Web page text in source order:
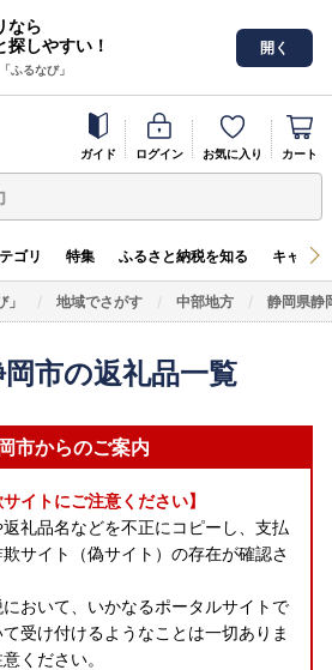
なら
しやすい！
ふるなび」
開く
ガイド ログイン お気に入り カート
ゴリ 特集 ふるさと納税を知る キャン
地域でさがす 中部地方 静岡県静
市の返礼品一覧
市からのご案内
イトにご注意ください】
礼品名などを不正にコピーし、支払
サイト（偽サイト）の存在が確認さ
おいて、いかなるポータルサイトで
受け付けるようなことは一切ありま
ください。